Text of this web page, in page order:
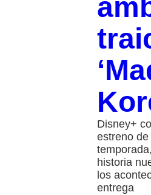
Disney+
estreno
historia
los
entrega